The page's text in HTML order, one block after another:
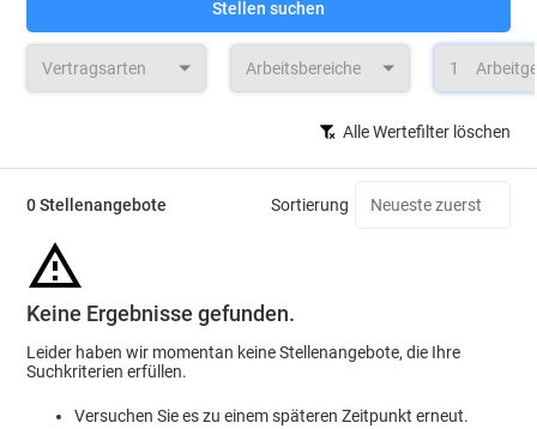
Stellen suchen
Vertragsarten Arbeitsbereiche 1
Alle Wertefilter löschen
0 Stellenangebote Sortierung
Keine Ergebnisse gefunden.
Leider haben wir momentan keine Stellenangebote, die Ihre
Suchkriterien erfüllen.
Versuchen Sie es zu einem späteren Zeitpunkt erneut.